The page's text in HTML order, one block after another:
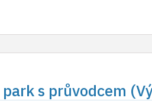
s průvodcem